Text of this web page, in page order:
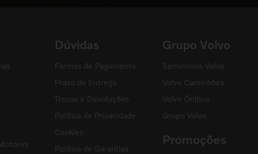
Dúvidas
Formas de Pagamento
Prazo de Entrega
Trocas e Devoluções
Política de Privacidade
Cookies
Política de Garantias
Grupo Volvo
Seminovos Volvo
Volvo Caminhões
Volvo Ônibus
Grupo Volvo
Promoções